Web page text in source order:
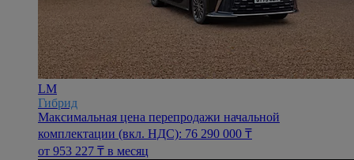
LM
Гибрид
Максимальная цена перепродажи начальной
комплектации (вкл. НДС): 76 290 000 ₸
oт 953 227 ₸ в месяц